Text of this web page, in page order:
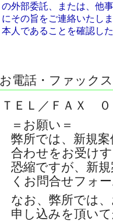
の外部委託、または、他
にその旨をご連絡いたし
本人であることを確認し
お電話・ファックス
ＴＥＬ／ＦＡＸ ０
＝お願い＝
弊所では、新規
合わせをお受け
恐縮ですが、新
くお問合せフォ
なお、弊所では
申し込みを頂い